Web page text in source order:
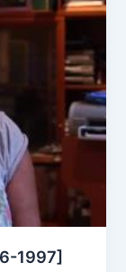
1997]